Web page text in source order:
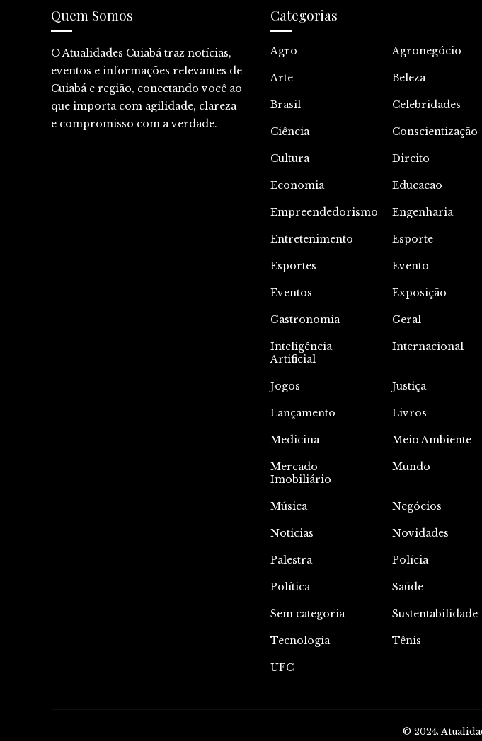
Quem Somos
O Atualidades Cuiabá traz notícias,
eventos e informações relevantes de
Cuiabá e região, conectando você ao
que importa com agilidade, clareza
e compromisso com a verdade.
Categorias
Agro Agronegócio
Arte Beleza
Brasil Celebridades
Ciência Conscientização
Cultura Direito
Economia Educacao
Empreendedorismo Engenharia
Entretenimento Esporte
Esportes Evento
Eventos Exposição
Gastronomia Geral
Inteligência
Artificial
Internacional
Jogos Justiça
Lançamento Livros
Medicina Meio Ambiente
Mercado
Imobiliário
Mundo
Música Negócios
Noticias Novidades
Palestra Polícia
Política Saúde
Sem categoria Sustentabilidade
Tecnologia Tênis
UFC
© 2024.